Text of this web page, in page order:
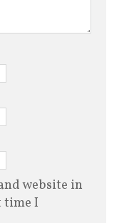
website in
time I